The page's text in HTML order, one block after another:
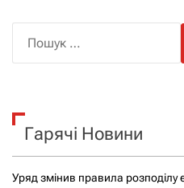
к
Гарячі Новини
Уряд змінив правила розподілу